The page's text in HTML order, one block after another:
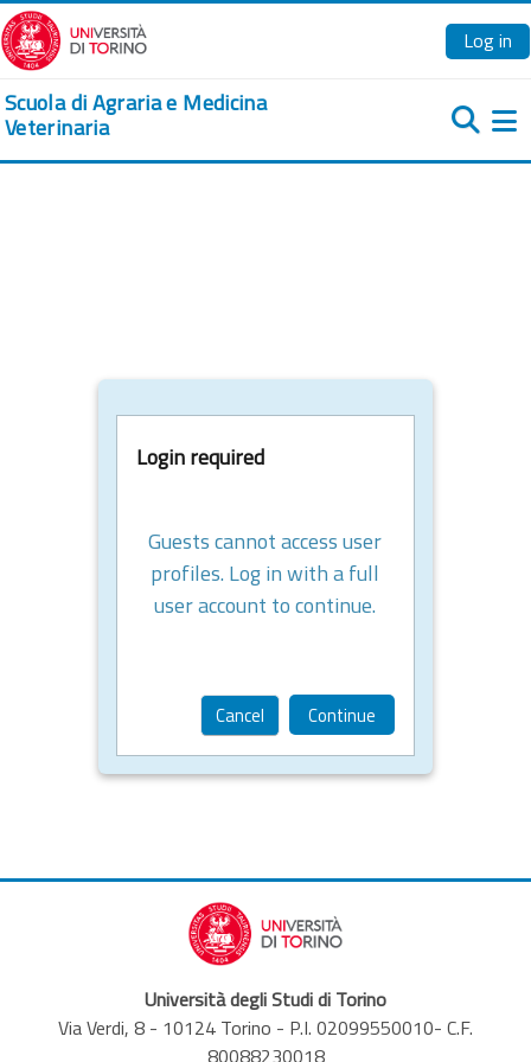
Skip to main content
Log in
Scuola di Agraria e Medicina
Veterinaria
Login required
Guests cannot access user
profiles. Log in with a full
user account to continue.
Cancel Continue
Università degli Studi di Torino
Via Verdi, 8 - 10124 Torino - P.I. 02099550010- C.F.
80088230018